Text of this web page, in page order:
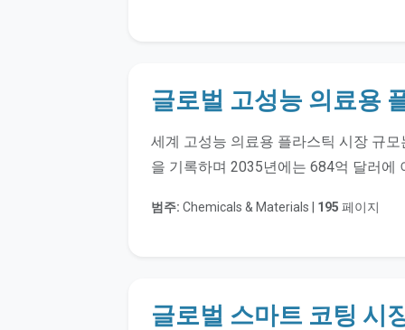
글로벌 고성능 의료용
세계 고성능 의료용 플라스틱 시장 규
을 기록하며 2035년에는 684억 달러에
범주: Chemicals & Materials | 195 페이지
글로벌 스마트 코팅 시